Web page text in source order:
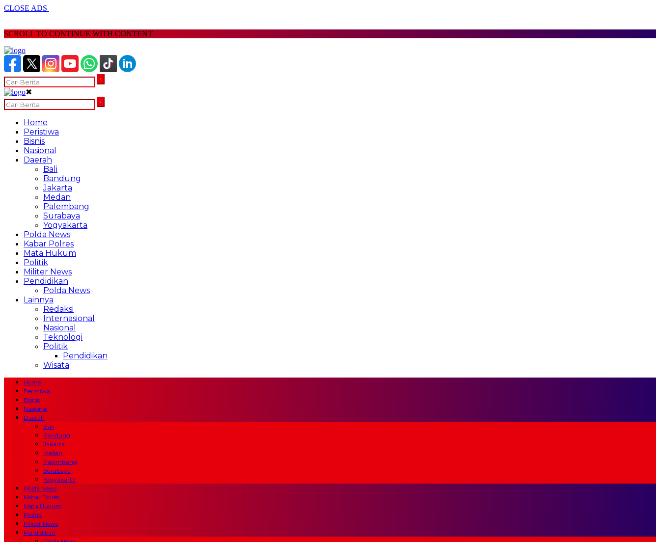
CLOSE ADS
SCROLL TO CONTINUE WITH CONTENT
✖
Home
Peristiwa
Bisnis
Nasional
Daerah
Bali
Bandung
Jakarta
Medan
Palembang
Surabaya
Yogyakarta
Polda News
Kabar Polres
Mata Hukum
Politik
Militer News
Pendidikan
Polda News
Lainnya
Redaksi
Internasional
Nasional
Teknologi
Politik
Pendidikan
Wisata
Home
Peristiwa
Bisnis
Nasional
Daerah
Bali
Bandung
Jakarta
Medan
Palembang
Surabaya
Yogyakarta
Polda News
Kabar Polres
Mata Hukum
Politik
Militer News
Pendidikan